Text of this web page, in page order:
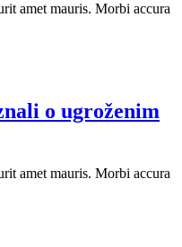
amet mauris. Morbi accura
o ugroženim
amet mauris. Morbi accura